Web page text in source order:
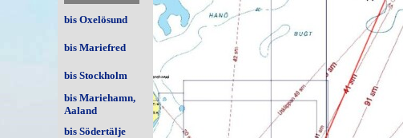
bis Oxelösund
bis Mariefred
bis Stockholm
bis Mariehamn,
Aaland
bis Södertälje